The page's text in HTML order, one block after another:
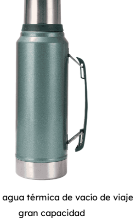
tacto sino que también
cómodo, incluso durante
Cada aspecto, desde su
inoxidable 304 hasta su
mucho de su calidad.
Rendimiento del aislamiento
Más allá de su atractivo estético y
la botella de agua deportiva de
304 para exteriores destaca por
principal: mantener sus bebidas a
reconfortante trago de café
caminata fría por la mañana,
Vaso de refresco al vacío